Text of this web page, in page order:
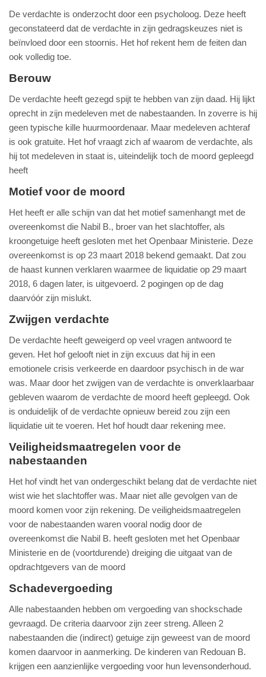
De verdachte is onderzocht door een psycholoog. Deze heeft
geconstateerd dat de verdachte in zijn gedragskeuzes niet is
beïnvloed door een stoornis. Het hof rekent hem de feiten dan
ook volledig toe.
Berouw
De verdachte heeft gezegd spijt te hebben van zijn daad. Hij lijkt
oprecht in zijn medeleven met de nabestaanden. In zoverre is hij
geen typische kille huurmoordenaar. Maar medeleven achteraf
is ook gratuite. Het hof vraagt zich af waarom de verdachte, als
hij tot medeleven in staat is, uiteindelijk toch de moord gepleegd
heeft
Motief voor de moord
Het heeft er alle schijn van dat het motief samenhangt met de
overeenkomst die Nabil B., broer van het slachtoffer, als
kroongetuige heeft gesloten met het Openbaar Ministerie. Deze
overeenkomst is op 23 maart 2018 bekend gemaakt. Dat zou
de haast kunnen verklaren waarmee de liquidatie op 29 maart
2018, 6 dagen later, is uitgevoerd. 2 pogingen op de dag
daarvóór zijn mislukt.
Zwijgen verdachte
De verdachte heeft geweigerd op veel vragen antwoord te
geven. Het hof gelooft niet in zijn excuus dat hij in een
emotionele crisis verkeerde en daardoor psychisch in de war
was. Maar door het zwijgen van de verdachte is onverklaarbaar
gebleven waarom de verdachte de moord heeft gepleegd. Ook
is onduidelijk of de verdachte opnieuw bereid zou zijn een
liquidatie uit te voeren. Het hof houdt daar rekening mee.
Veiligheidsmaatregelen voor de
nabestaanden
Het hof vindt het van ondergeschikt belang dat de verdachte niet
wist wie het slachtoffer was. Maar niet alle gevolgen van de
moord komen voor zijn rekening. De veiligheidsmaatregelen
voor de nabestaanden waren vooral nodig door de
overeenkomst die Nabil B. heeft gesloten met het Openbaar
Ministerie en de (voortdurende) dreiging die uitgaat van de
opdrachtgevers van de moord
Schadevergoeding
Alle nabestaanden hebben om vergoeding van shockschade
gevraagd. De criteria daarvoor zijn zeer streng. Alleen 2
nabestaanden die (indirect) getuige zijn geweest van de moord
komen daarvoor in aanmerking. De kinderen van Redouan B.
krijgen een aanzienlijke vergoeding voor hun levensonderhoud.